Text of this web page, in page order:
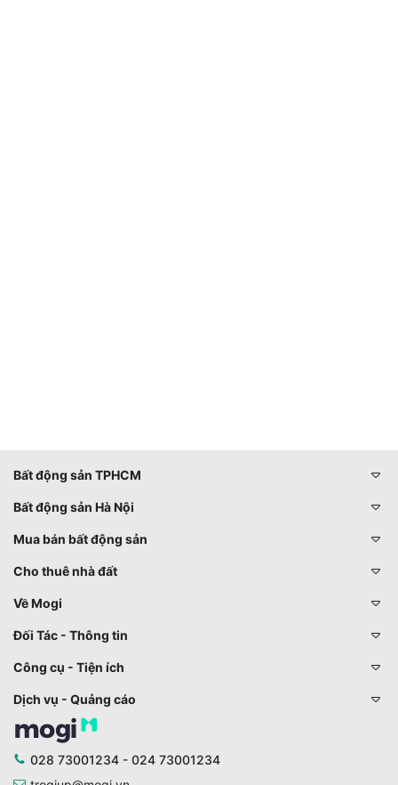
Bất động sản TPHCM
Bất động sản Hà Nội
Mua bán bất động sản
Cho thuê nhà đất
Về Mogi
Đối Tác - Thông tin
Công cụ - Tiện ích
Dịch vụ - Quảng cáo
028 73001234 - 024 73001234